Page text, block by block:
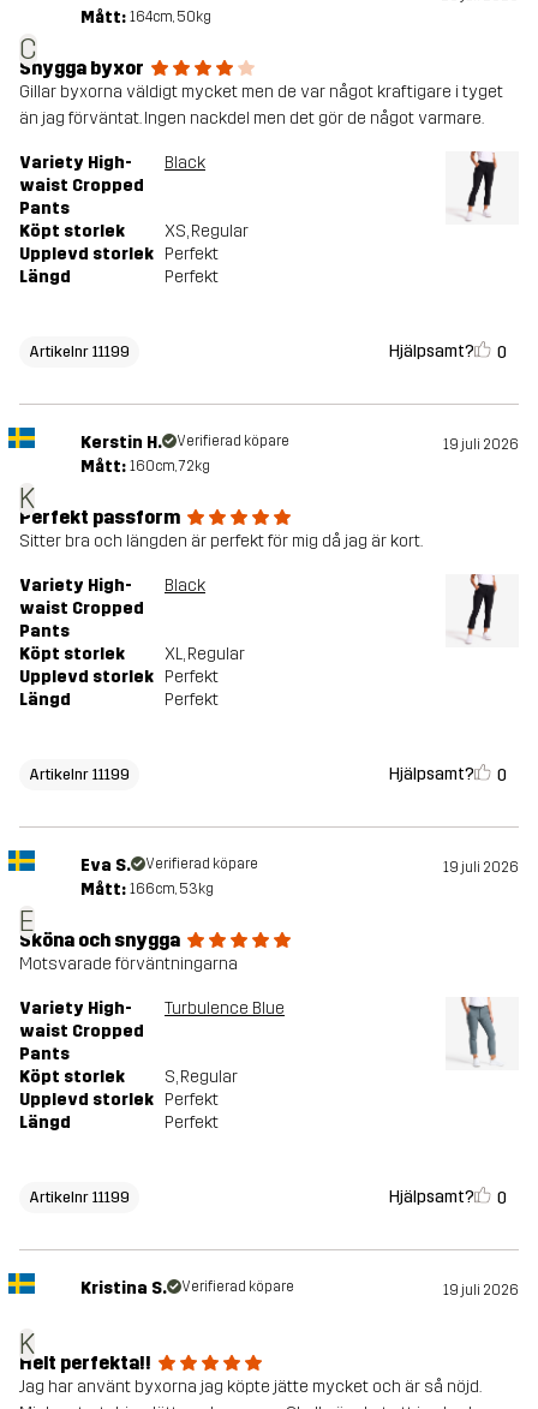
C
Mått: 164cm, 50kg
Snygga byxor
Gillar byxorna väldigt mycket men de var något kraftigare i tyget
än jag förväntat. Ingen nackdel men det gör de något varmare.
Variety High-
waist Cropped
Pants
Black
Köpt storlek XS, Regular
Upplevd storlek Perfekt
Längd
Perfekt
Artikelnr 11199 Hjälpsamt? 0
K
Kerstin H. Verifierad köpare 19 juli 2026
Mått: 160cm, 72kg
Perfekt passform
Sitter bra och längden är perfekt för mig då jag är kort.
Variety High-
waist Cropped
Pants
Black
Köpt storlek XL, Regular
Upplevd storlek Perfekt
Längd
Perfekt
Artikelnr 11199 Hjälpsamt? 0
E
Eva S. Verifierad köpare 19 juli 2026
Mått: 166cm, 53kg
Sköna och snygga
Motsvarade förväntningarna
Variety High-
waist Cropped
Pants
Turbulence Blue
Köpt storlek S, Regular
Upplevd storlek Perfekt
Längd
Perfekt
Artikelnr 11199 Hjälpsamt? 0
K
Kristina S. Verifierad köpare 19 juli 2026
Helt perfekta!!
Jag har använt byxorna jag köpte jätte mycket och är så nöjd.